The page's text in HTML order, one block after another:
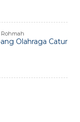
Olahraga Catur